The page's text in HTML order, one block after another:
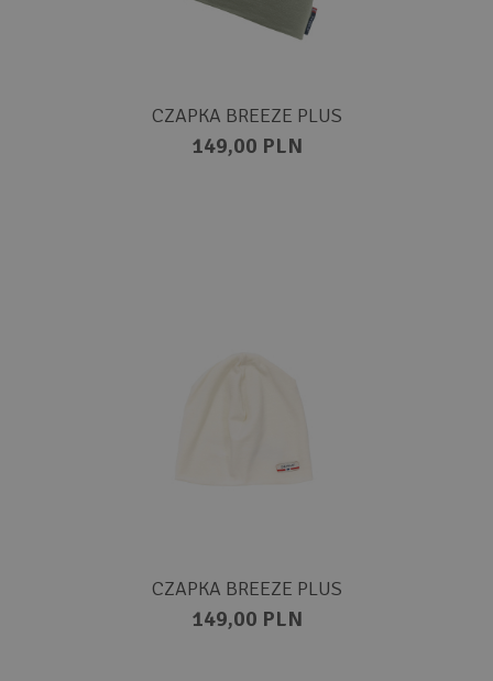
CZAPKA BREEZE PLUS
149,00 PLN
CZAPKA BREEZE PLUS
149,00 PLN